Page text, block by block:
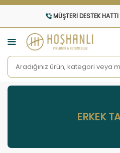
MÜŞTERI DESTEK HATTI
ERKEK